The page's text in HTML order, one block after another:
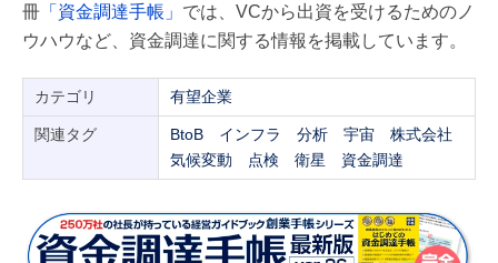
冊 「資金調達手帳」 では、VCから出資を受けるためのノ
ウハウなど、資金調達に関する情報を掲載しています。
カテゴリ 有望企業
関連タグ BtoB インフラ 分析 宇宙
株式会社
気候変動
点検 衛星 資金調達